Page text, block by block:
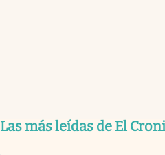
Las más leídas de El